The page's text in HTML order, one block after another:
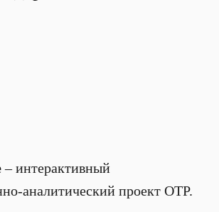
– интерактивный
аналитический проект ОТР.